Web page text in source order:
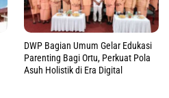
DWP Bagian Umum Gelar Edukasi
Parenting Bagi Ortu, Perkuat Pola
Asuh Holistik di Era Digital